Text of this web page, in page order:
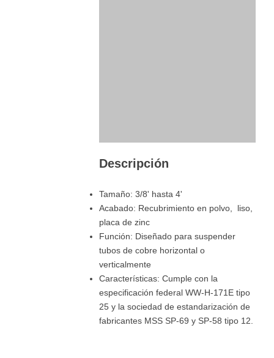
Descripción
Tamaño: 3/8' hasta 4'
Acabado: Recubrimiento en polvo, liso,
placa de zinc
Función: Diseñado para suspender
tubos de cobre horizontal o
verticalmente
Características: Cumple con la
especificación federal WW-H-171E tipo
25 y la sociedad de estandarización de
fabricantes MSS SP-69 y SP-58 tipo 12.